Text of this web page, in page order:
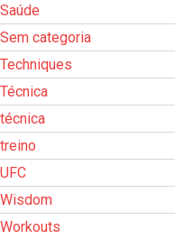
Saúde
Sem categoria
Techniques
Técnica
técnica
treino
UFC
Wisdom
Workouts